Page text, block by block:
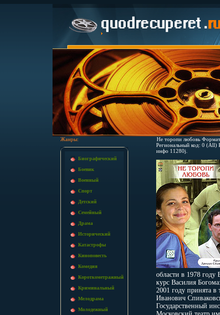
Жанры:
Биографический
Боевик
Военный
Спорт
Детский
Семейный
Драма
Исторический
Катастрофы
Киноповесть
Комедия
Короткометражный
Криминальный
Мелодрама
Молодежный
Не торопи любовь
Региональный код: 0 (All)
инфо 11280j.
области в 1978 году
курс Василия
2001 году принята
Иванович
Государственный